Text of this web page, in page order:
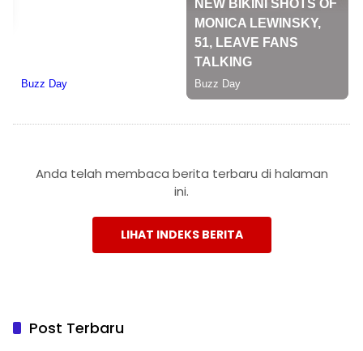
Anda telah membaca berita terbaru di halaman
ini.
LIHAT INDEKS BERITA
Post Terbaru